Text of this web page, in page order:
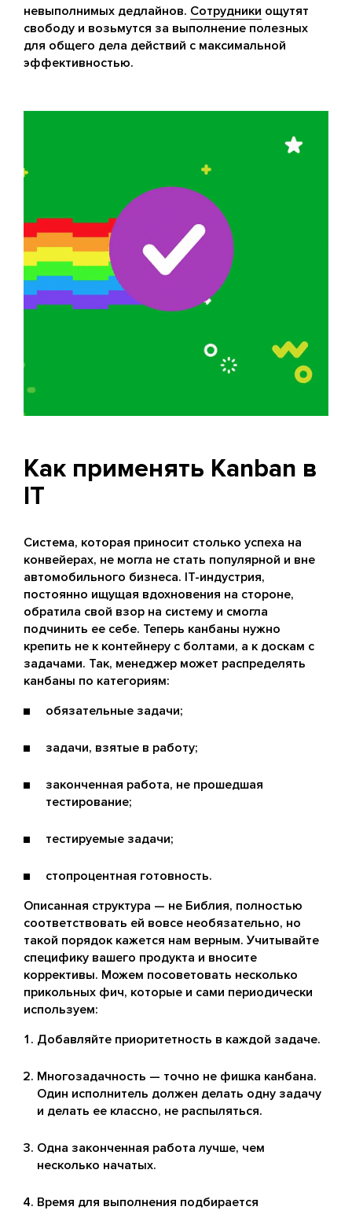
невыполнимых дедлайнов. Сотрудники ощутят
свободу и возьмутся за выполнение полезных
для общего дела действий с максимальной
эффективностью.
Как применять Kanban в
IT
Система, которая приносит столько успеха на
конвейерах, не могла не стать популярной и вне
автомобильного бизнеса. IT-индустрия,
постоянно ищущая вдохновения на стороне,
обратила свой взор на систему и смогла
подчинить ее себе. Теперь канбаны нужно
крепить не к контейнеру с болтами, а к доскам с
задачами. Так, менеджер может распределять
канбаны по категориям:
обязательные задачи;
задачи, взятые в работу;
законченная работа, не прошедшая
тестирование;
тестируемые задачи;
стопроцентная готовность.
Описанная структура — не Библия, полностью
соответствовать ей вовсе необязательно, но
такой порядок кажется нам верным. Учитывайте
специфику вашего продукта и вносите
коррективы. Можем посоветовать несколько
прикольных фич, которые и сами периодически
используем:
Добавляйте приоритетность в каждой задаче.
Многозадачность — точно не фишка канбана.
Один исполнитель должен делать одну задачу
и делать ее классно, не распыляться.
Одна законченная работа лучше, чем
несколько начатых.
Время для выполнения подбирается